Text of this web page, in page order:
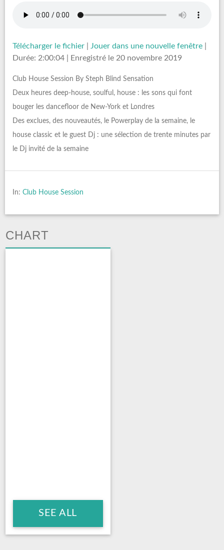
Télécharger le fichier Jouer dans une nouvelle fenêtre
Durée: 2:00:04
Enregistré le 20 novembre 2019
Club House Session By Steph Blind Sensation
Deux heures deep-house, soulful, house : les sons qui font
bouger les dancefloor de New-York et Londres
Des exclues, des nouveautés, le Powerplay de la semaine, le
house classic et le guest Dj : une sélection de trente minutes par
le Dj invité de la semaine
In: Club House Session
CHART
SEE ALL